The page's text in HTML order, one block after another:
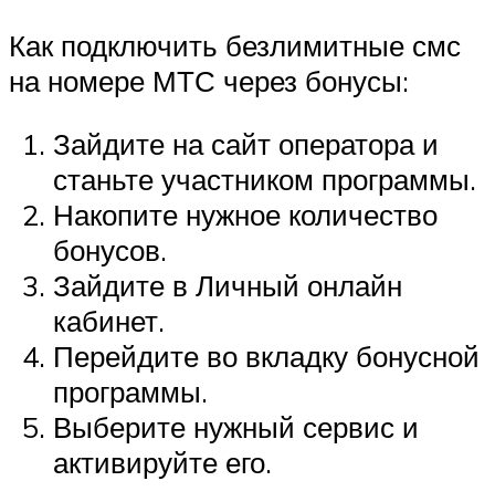
Как подключить безлимитные смс
на номере МТС через бонусы:
Зайдите на сайт оператора и
станьте участником программы.
Накопите нужное количество
бонусов.
Зайдите в Личный онлайн
кабинет.
Перейдите во вкладку бонусной
программы.
Выберите нужный сервис и
активируйте его.